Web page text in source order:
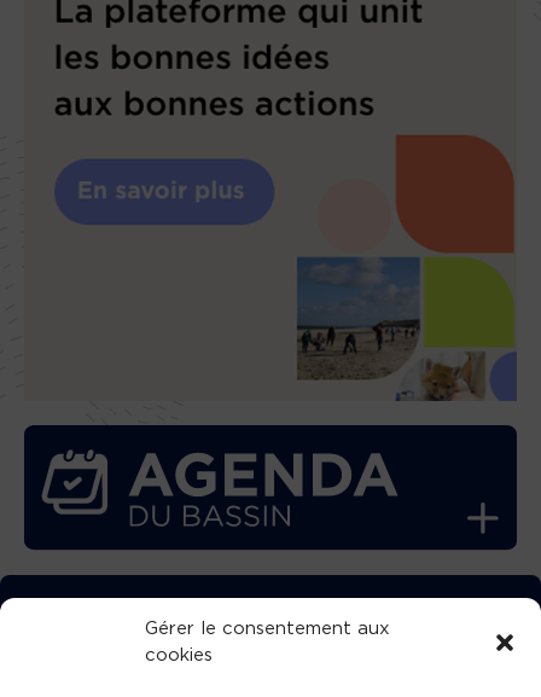
Gérer le consentement aux
cookies
TÉLÉCHARGEZ GRATUITEMENT
L’APPLICATION TVBA !